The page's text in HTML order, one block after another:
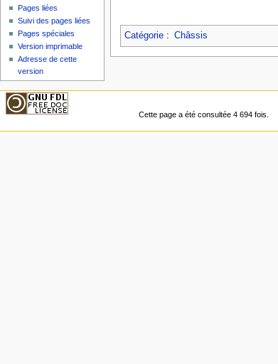
Catégorie: Châssis
Pages liées
Suivi des pages liées
Pages spéciales
Version imprimable
Adresse de cette
version
Cette page a été consultée 4 694 fois.